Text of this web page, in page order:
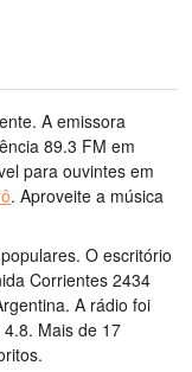
A emissora
89.3 FM em
para ouvintes em
. Aproveite a música
. O escritório
Corrientes 2434
. A rádio foi
Mais de 17